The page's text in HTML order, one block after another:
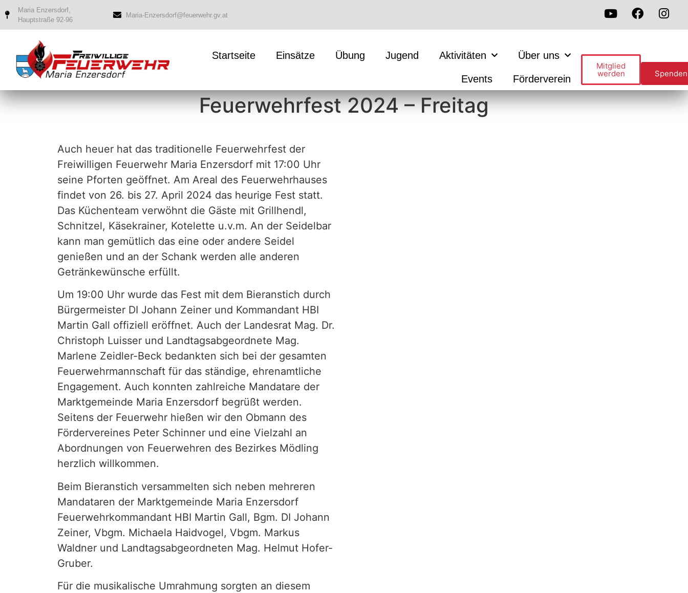
Maria Enzersdorf,
Hauptstraße 92-96
Maria-Enzersdorf@feuerwehr.gv.at
Startseite Einsätze Übung Jugend Aktivitäten Über uns
Events Förderverein
Mitglied
werden Spenden
Feuerwehrfest 2024 – Freitag
Auch heuer hat das traditionelle Feuerwehrfest der
Freiwilligen Feuerwehr Maria Enzersdorf mit 17:00 Uhr
seine Pforten geöffnet. Am Areal des Feuerwehrhauses
findet von 26. bis 27. April 2024 das heurige Fest statt.
Das Küchenteam verwöhnt die Gäste mit Grillhendl,
Schnitzel, Käsekrainer, Kotelette u.v.m. An der Seidelbar
kann man gemütlich das eine oder andere Seidel
genießen und an der Schank werden alle anderen
Getränkewünsche erfüllt.
Um 19:00 Uhr wurde das Fest mit dem Bieranstich durch
Bürgermeister DI Johann Zeiner und Kommandant HBI
Martin Gall offiziell eröffnet. Auch der Landesrat Mag. Dr.
Christoph Luisser und Landtagsabgeordnete Mag.
Marlene Zeidler-Beck bedankten sich bei der gesamten
Feuerwehrmannschaft für das ständige, ehrenamtliche
Engagement. Auch konnten zahlreiche Mandatare der
Marktgemeinde Maria Enzersdorf begrüßt werden.
Seitens der Feuerwehr hießen wir den Obmann des
Fördervereines Peter Schinner und eine Vielzahl an
Abordnungen von Feuerwehren des Bezirkes Mödling
herzlich willkommen.
Beim Bieranstich versammelten sich neben mehreren
Mandataren der Marktgemeinde Maria Enzersdorf
Feuerwehrkommandant HBI Martin Gall, Bgm. DI Johann
Zeiner, Vbgm. Michaela Haidvogel, Vbgm. Markus
Waldner und Landtagsabgeordneten Mag. Helmut Hofer-
Gruber.
Für die musikalische Umrahmung sorgten an diesem